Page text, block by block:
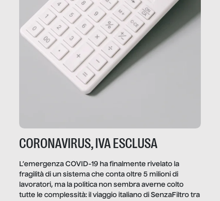
CORONAVIRUS, IVA ESCLUSA
L’emergenza COVID-19 ha finalmente rivelato la
fragilità di un sistema che conta oltre 5 milioni di
lavoratori, ma la politica non sembra averne colto
tutte le complessità: il viaggio italiano di SenzaFiltro tra